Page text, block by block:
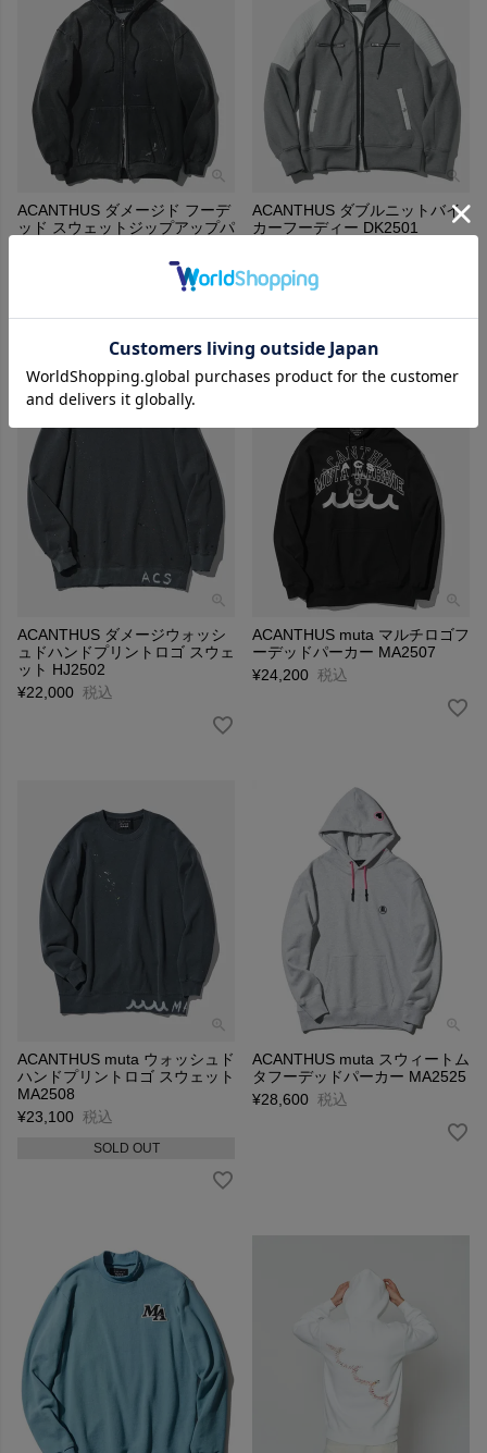
ACANTHUS ダメージド フーデ
ッド スウェットジップアップパ
ACANTHUS ダブルニットバイ
カーフーディー DK2501
ACANTHUS ダメージウォッシ
ュドハンドプリントロゴ スウェ
ット HJ2502
¥22,000 税込
ACANTHUS muta マルチロゴフ
ーデッドパーカー MA2507
¥24,200 税込
ACANTHUS muta ウォッシュド
ハンドプリントロゴ スウェット
MA2508
¥23,100 税込
SOLD OUT
ACANTHUS muta スウィートム
タフーデッドパーカー MA2525
¥28,600 税込